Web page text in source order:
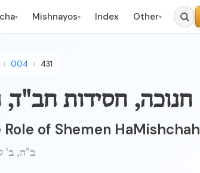
▾ Mishnayos▾ Index Other▾
004 431
חנוכה, חסידות
of Shemen HaMishchah
ב"ה, ב'